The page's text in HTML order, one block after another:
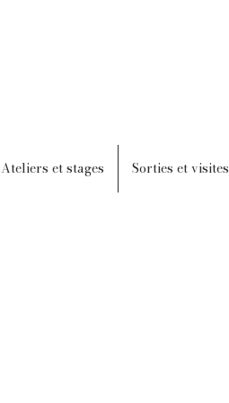
Ateliers et stages Sorties et visites